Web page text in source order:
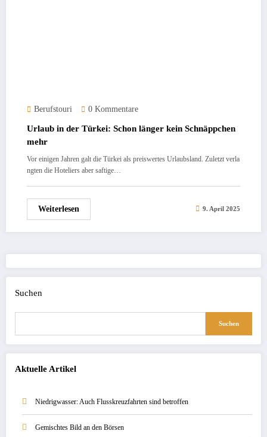
Berufstouri 0 Kommentare
Urlaub in der Türkei: Schon länger kein Schnäppchen
mehr
Vor einigen Jahren galt die Türkei als preiswertes Urlaubsland. Zuletzt verla
ngten die Hoteliers aber saftige…
Weiterlesen 9. April 2025
Suchen
Suchen
Aktuelle Artikel
Niedrigwasser: Auch Flusskreuzfahrten sind betroffen
Gemischtes Bild an den Börsen